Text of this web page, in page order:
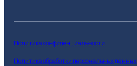
Политика конфиденциальности
Политика обработки персональных данных